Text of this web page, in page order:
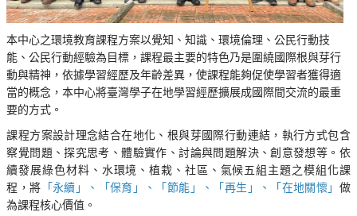
本中心之環境教育課程方案以覺知、知識、環境倫理、公民行動技
能、公民行動經驗為目標，課程最主要的特色乃是圍繞國際根與芽行
動與精神，依據學習經歷及年齡差異，使課程能夠促使學習者獲得適
當的概念，本中心將臺灣學子在地學習經歷擴展成國際間交流的最重
要的方式。
課程方案設計理念結合在地化、根與芽國際行動連結，執行方式包含
察覺問題、探究思考、體驗實作、討論與問題解決、創意發想等。依
續發展綠色材料、水環境、植栽、社區、氣候五組主題之模組化課
程，將 「永續」、「保育」、「節能」、「再生」、「在地關懷」 做
為課程核心價值。